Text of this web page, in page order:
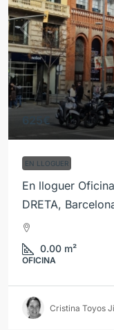
625€
EN LLOGUER
En lloguer
DRETA,
0.00 m²
OFICINA
Cristina Toyos